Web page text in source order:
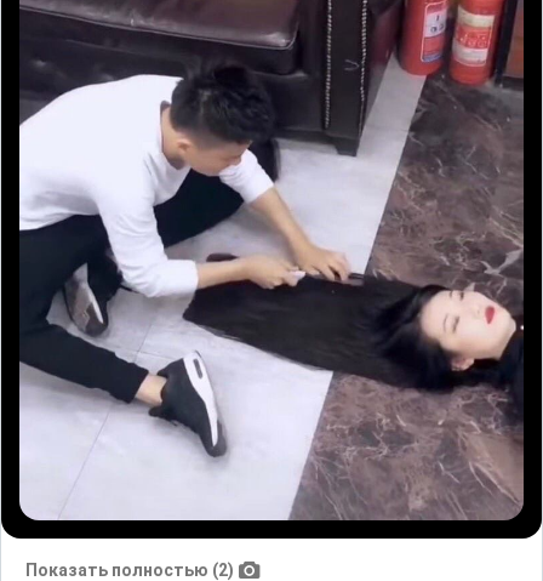
Показать полностью (2)